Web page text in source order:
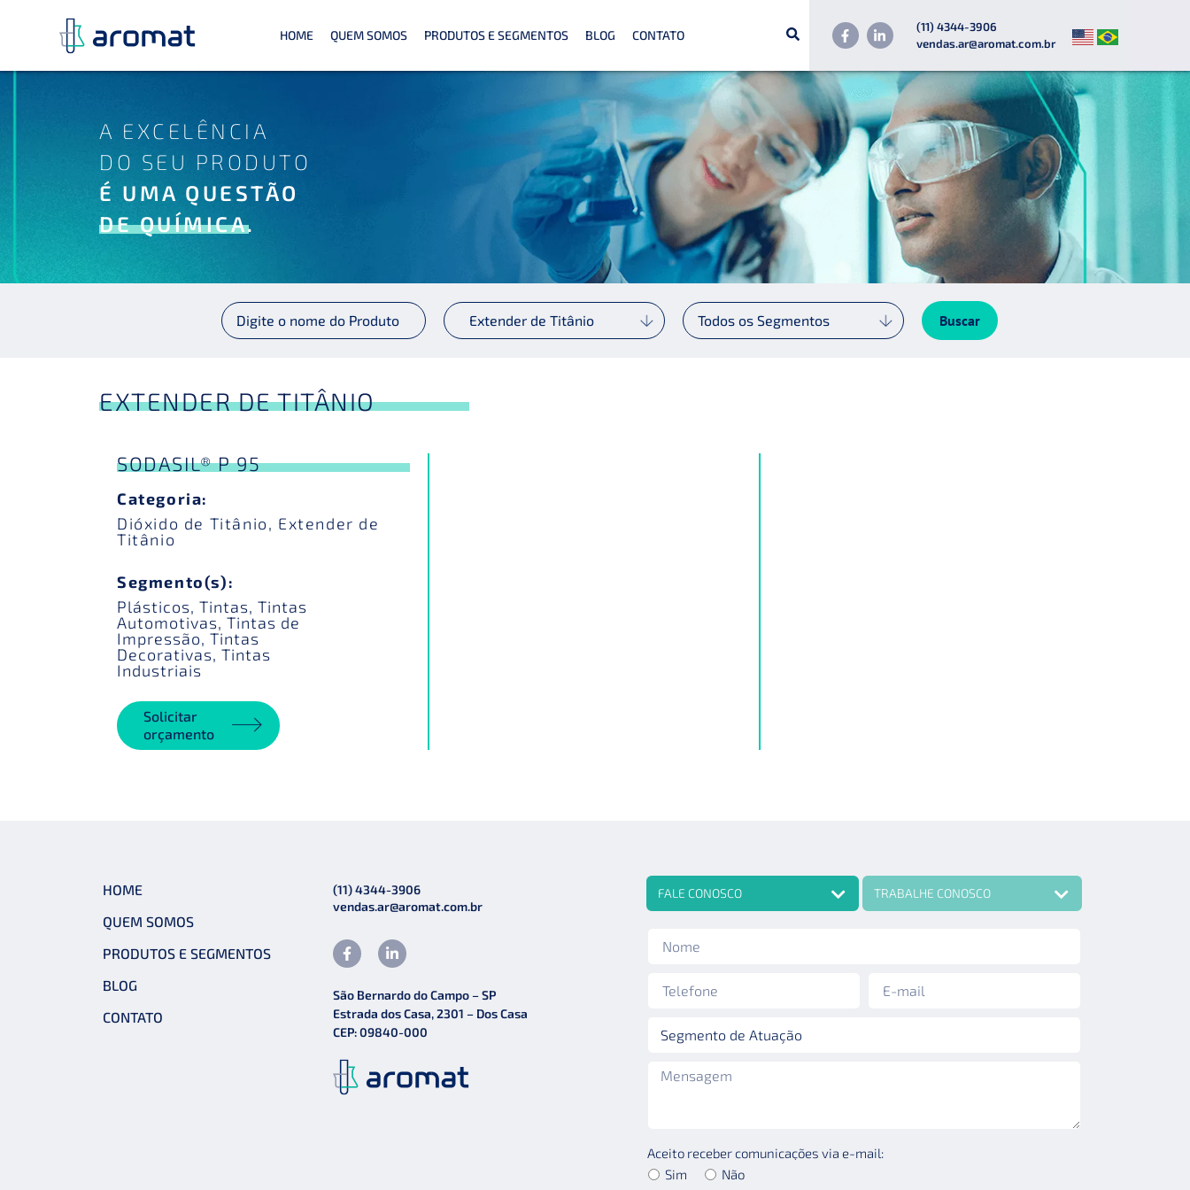
HOME QUEM SOMOS PRODUTOS E SEGMENTOS BLOG CONTATO
(11) 4344-3906
vendas.ar@aromat.com.br
A EXCELÊNCIA
DO SEU PRODUTO
É UMA QUESTÃO
DE QUÍMICA.
EXTENDER DE TITÂNIO
SODASIL® P 95
Categoria:
Dióxido de Titânio, Extender de
Titânio
Segmento(s):
Plásticos, Tintas, Tintas
Automotivas, Tintas de
Impressão, Tintas
Decorativas, Tintas
Industriais
Solicitar
orçamento
HOME
QUEM SOMOS
PRODUTOS E SEGMENTOS
BLOG
CONTATO
(11) 4344-3906
vendas.ar@aromat.com.br
São Bernardo do Campo – SP
Estrada dos Casa, 2301 – Dos Casa
CEP: 09840-000
FALE CONOSCO TRABALHE CONOSCO
Aceito receber comunicações via e-mail:
Sim
Não